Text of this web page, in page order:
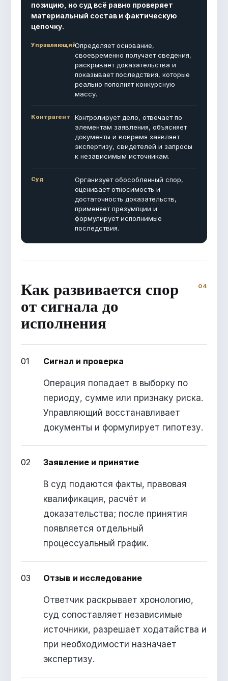
позицию, но суд всё равно проверяет
материальный состав и фактическую
цепочку.
УправляющийОпределяет основание,
своевременно получает сведения,
раскрывает доказательства и
показывает последствия, которые
реально пополнят конкурсную
массу.
Контрагент
Контролирует дело, отвечает по
элементам заявления, объясняет
документы и вовремя заявляет
экспертизу, свидетелей и запросы
к независимым источникам.
Суд
Организует обособленный спор,
оценивает относимость и
достаточность доказательств,
применяет презумпции и
формулирует исполнимые
последствия.
Как развивается спор
от сигнала до
исполнения
01 Сигнал и проверка
Операция попадает в выборку по
периоду, сумме или признаку риска.
Управляющий восстанавливает
документы и формулирует гипотезу.
02 Заявление и принятие
В суд подаются факты, правовая
квалификация, расчёт и
доказательства; после принятия
появляется отдельный
процессуальный график.
03 Отзыв и исследование
Ответчик раскрывает хронологию,
суд сопоставляет независимые
источники, разрешает ходатайства и
при необходимости назначает
экспертизу.